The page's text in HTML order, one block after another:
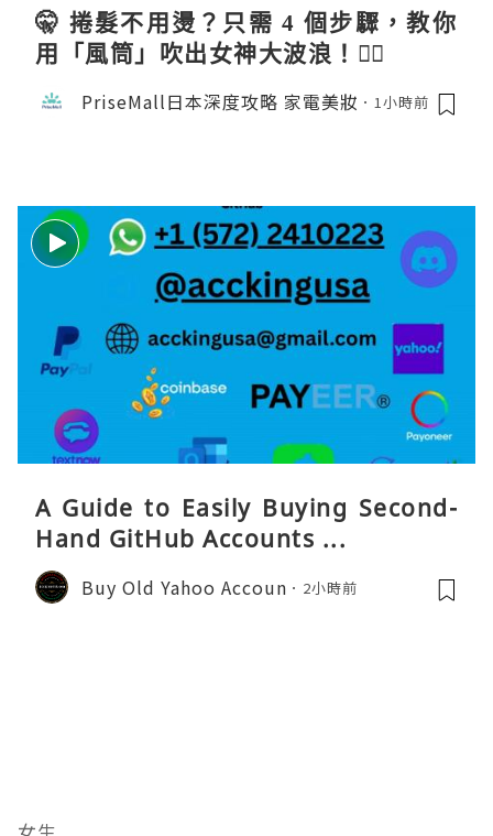
🤫 捲髮不用燙？只需 4 個步驟，教你
用「風筒」吹出女神大波浪！💇‍♀️
PriseMall日本深度攻略 家電美妝 1小時前
A Guide to Easily Buying Second-
Hand GitHub Accounts ...
Buy Old Yahoo Accoun 2小時前